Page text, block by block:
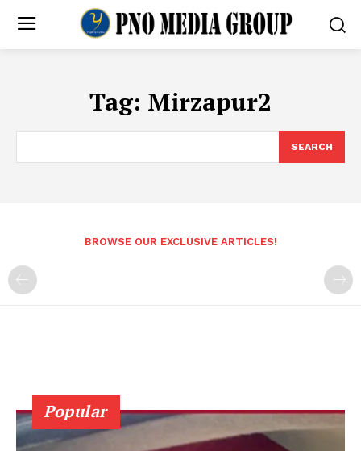
Tag: Mirzapur2
SEARCH
BROWSE OUR EXCLUSIVE ARTICLES!
Popular